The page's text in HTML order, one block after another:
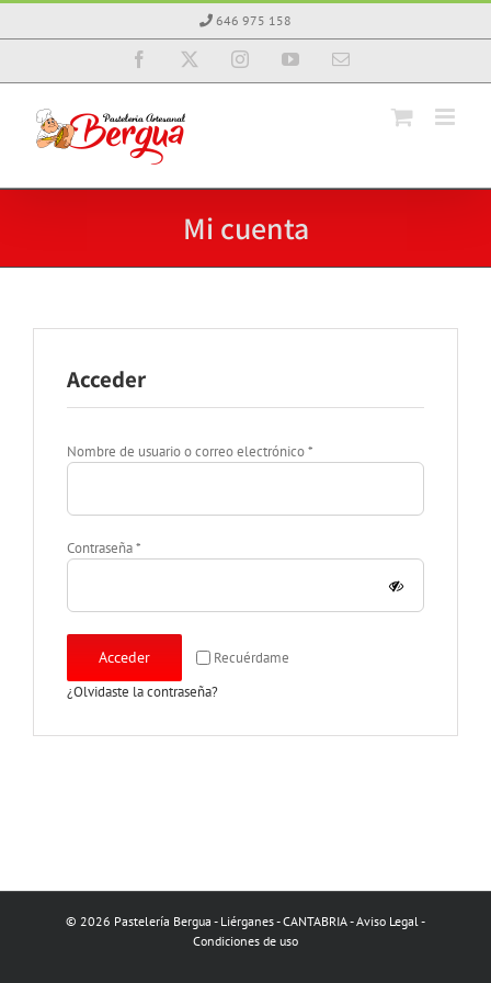
Saltar
646 975 158
Facebook InstagramYouTubeCorreo
Mi cuenta
Acceder
Nombre de usuario o correo electrónico*
Contraseña*
Recuérdame
Acceder
¿Olvidaste la contraseña?
© 2026 Pastelería Bergua - Liérganes - CANTABRIA -Aviso Legal-
Condiciones de uso